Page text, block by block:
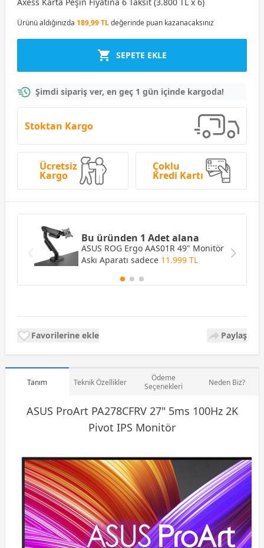
Ürünü aldığınızda 189,99 TLdeğerinde puan kazanacaksınız
SEPETE EKLE
Şimdi sipariş ver, en geç 1 gün içinde kargoda!
Stoktan Kargo
Ücretsiz
Kargo
Çoklu
Kredi Kartı
Bu üründen 1 Adet alana
ASUS ROG Ergo AAS01R 49" Monitör
Askı Aparatı sadece 11.999 TL
Favorilerine ekle Paylaş
Tanım Teknik Özellikler
Ödeme
Seçenekleri
Neden Biz?
ASUS ProArt PA278CFRV 27" 5ms 100Hz 2K
Pivot IPS Monitör